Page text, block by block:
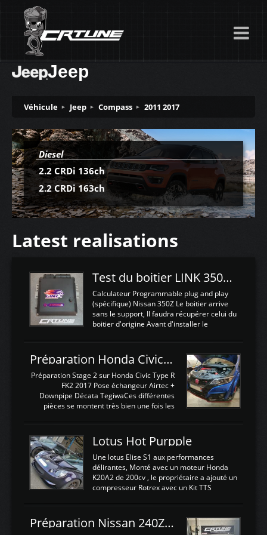
Jeep
Véhicule Jeep Compass 2011 2017
Diesel
2.2 CRDi 136ch
2.2 CRDi 163ch
Latest realisations
Test du boitier LINK 350Z Plugin ECU
Calculateur Programmable plug and play
(spécifique) Nissan 350Z Le boitier arrive
sans le support, Il faudra récupérer celui du
boitier d'origine Avant d'installer le
d'envoyer l'information de la large bande
dans le boitier. sydney sweeney deepfake
La sortie 0-5V de l'afr sera connectée sur
l'entrée AN Volt 8 et GndAN pour
Analogique, et Volt car l'information est une
tension (Pas une résistance variable d'un
est temps de brancher le ...
Préparation Honda Civic Type R FK2
Préparation Stage 2 sur Honda Civic Type R
FK2 2017 Pose échangeur Airtec +
Downpipe Décata TegiwaCes différentes
pièces se montent très bien une fois les
légere découpe du plastique inferieur,
negénant en rien la structure ou le
fonctionnement du fond plat. Une
reprogrammation Stage 2 est faite sur le
calculateur d'origine. Une alternative
économique au passage sur Hondata
d'origine 310cv et 400Nn , Une fois
reprogrammé et les ...
Lotus Hot Purpple
Une lotus Elise S1 aux performances
délirantes, Monté avec un moteur Honda
K20A2 de 200cv , le propriétaire a ajouté un
compresseur Rotrex avec un Kit TTS
d'augmenter la puissance de son moteur:
un watercooler a été ajouté. 300Cv sans
Préparation Nissan 240Z SR20DET